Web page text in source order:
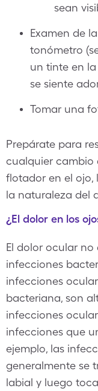
sean
Examen de
tonómetro
un tinte en
se siente
Tomar una
Prepárate para
cualquier cambio
flotador en el ojo,
la naturaleza del
¿El dolor en los
El dolor ocular no
infecciones
infecciones
bacteriana, son
infecciones
infecciones que
ejemplo, las
generalmente se
labial y luego